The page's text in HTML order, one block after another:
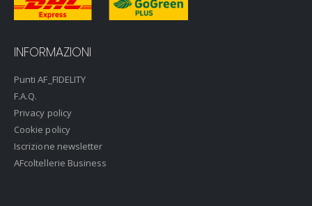
INFORMAZIONI
Punti AF_FIDELITY
F.A.Q.
Privacy policy
Cookie policy
Iscrizione newsletter
AFcoltellerie Business